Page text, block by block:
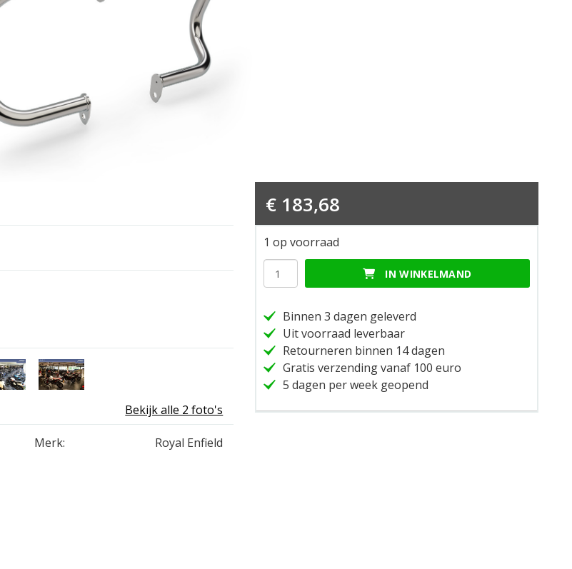
Bekijk alle 2 foto's
Merk: Royal Enfield
€ 183,68
1 op voorraad
Pare
carter
650
compact
noir
hoeveelheid
IN WINKELMAND
Binnen 3 dagen geleverd
Uit voorraad leverbaar
Retourneren binnen 14 dagen
Gratis verzending vanaf 100 euro
5 dagen per week geopend